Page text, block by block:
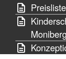
Moniberg